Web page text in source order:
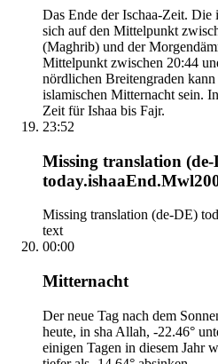
Das Ende der Ischaa-Zeit. Die
sich auf den Mittelpunkt
(Maghrib) und der
Mittelpunkt zwischen 20:44
nördlichen Breitengraden
islamischen Mitternacht sein.
Zeit für Ishaa bis Fajr.
23:52
Missing translation (de-
Missing translation (de-DE)
text
00:00
Mitternacht
Der neue Tag nach dem
heute, in sha Allah, -22.46°
einigen Tagen in diesem Jahr